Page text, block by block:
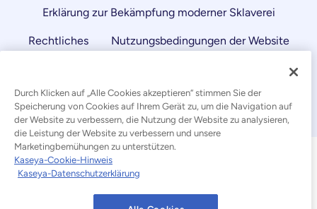
Erklärung zur Bekämpfung moderner Sklaverei
Rechtliches Nutzungsbedingungen der Website
Cookies Settings Hinweis zu Cookies
Durch Klicken auf „Alle Cookies akzeptieren“ stimmen Sie der
Speicherung von Cookies auf Ihrem Gerät zu, um die Navigation auf
der Website zu verbessern, die Nutzung der Website zu analysieren,
die Leistung der Website zu verbessern und unsere
Marketingbemühungen zu unterstützen.
Kaseya-Cookie-Hinweis
Kaseya-Datenschutzerklärung